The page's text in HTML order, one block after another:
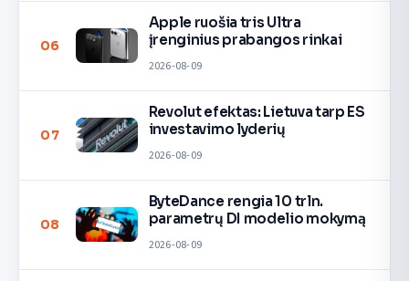
06
Apple ruošia tris Ultra
įrenginius prabangos rinkai
2026-08-09
07
Revolut efektas: Lietuva tarp ES
investavimo lyderių
2026-08-09
08
ByteDance rengia 10 trln.
parametrų DI modelio mokymą
2026-08-09